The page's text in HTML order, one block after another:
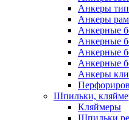
Анкеры
Анкеры
Анкерные
Анкерные
Анкерные
Анкерные
Анкеры
Шпильки,
Кляймеры
Шпильки